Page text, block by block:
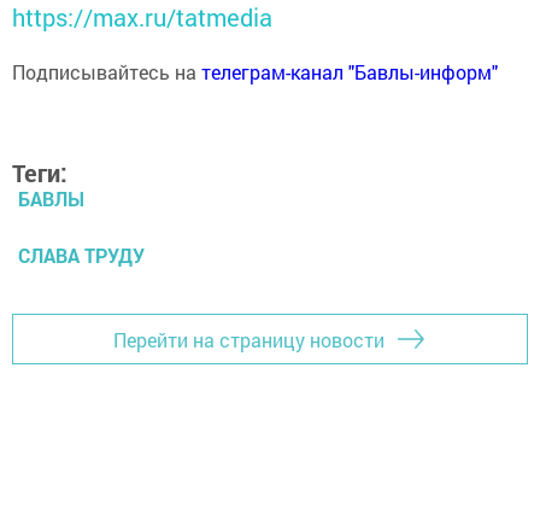
https://max.ru/tatmedia
Подписывайтесь на телеграм-канал "Бавлы-информ"
Теги:
БАВЛЫ
СЛАВА ТРУДУ
Перейти на страницу новости